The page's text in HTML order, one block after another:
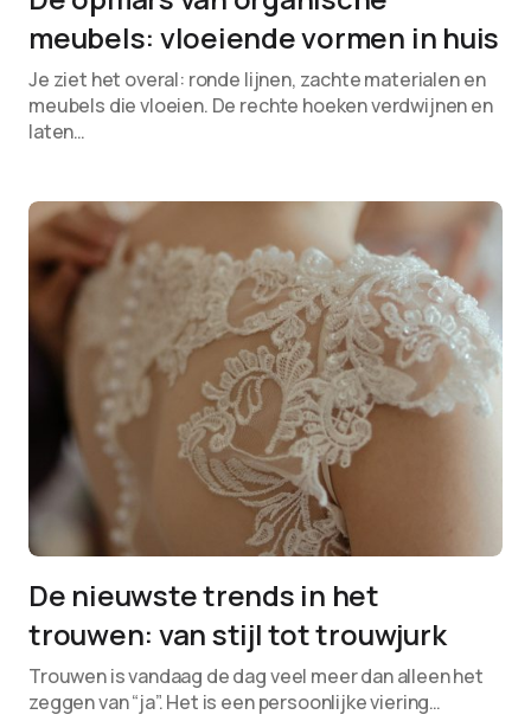
meubels: vloeiende vormen in huis
Je ziet het overal: ronde lijnen, zachte materialen en
meubels die vloeien. De rechte hoeken verdwijnen en
laten…
De nieuwste trends in het
trouwen: van stijl tot trouwjurk
Trouwen is vandaag de dag veel meer dan alleen het
zeggen van “ja”. Het is een persoonlijke viering…